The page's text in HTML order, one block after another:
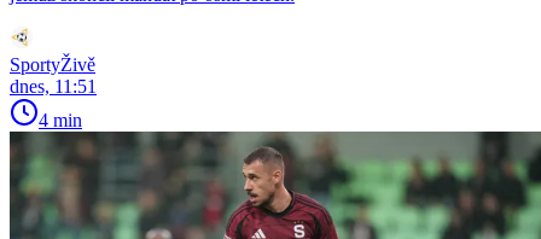
SportyŽivě
dnes, 11:51
4 min